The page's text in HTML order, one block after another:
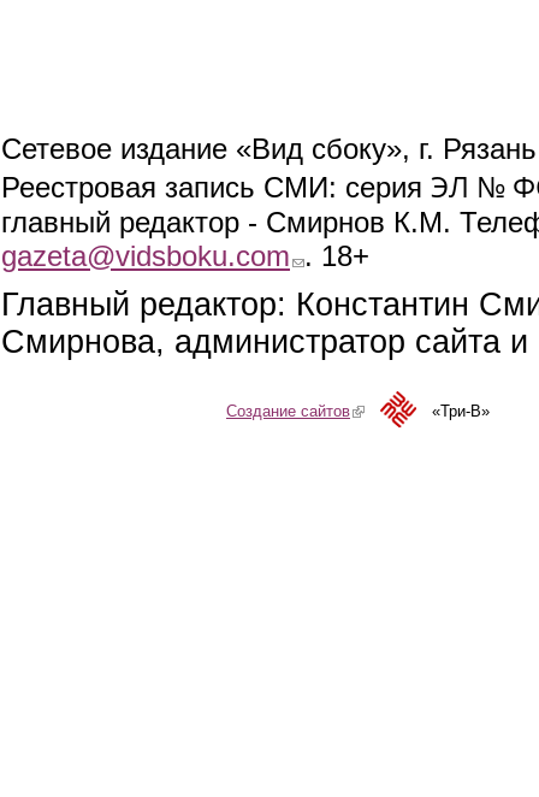
Сетевое издание «Вид сбоку», г.
Реестровая запись СМИ: серия ЭЛ №
главный редактор - Смирнов К.М.
gazeta@vidsboku.com (link sends e-mail)
. 18+
Главный редактор: Константин
Смирнова, администратор сайта
Создание сайтов(link is external)«Три-В»